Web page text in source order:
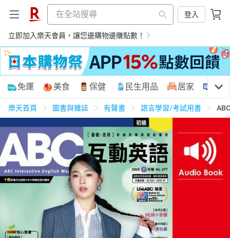
登入
立即加入樂天會員，讓您邊購物邊賺點數！
購物網分類
天天免運 美食蛋糕 養生保健 民生用品
居家生活 3C家電 運動休閒 親子玩具
男裝 化妝保養
免運 美食 保健 民生用品 居家 3C
樂天首頁 圖書與雜誌 有聲書 語言學習/考試用書